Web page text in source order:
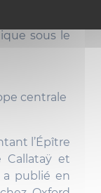
sous le
centrale
l’Épître
Callataÿ et
a publié en